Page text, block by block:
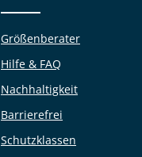
Größenberater
Hilfe & FAQ
Nachhaltigkeit
Barrierefrei
Schutzklassen